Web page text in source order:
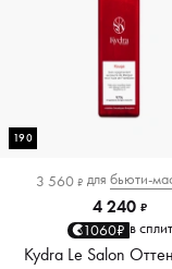
190
3 560 ₽ для бьюти-
4 240 ₽
1060₽ в сплит
Kydra Le Salon